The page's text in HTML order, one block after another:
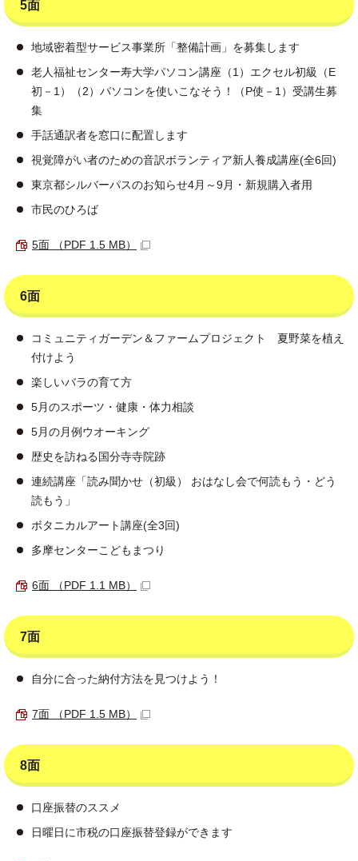
5面
地域密着型サービス事業所「整備計画」を募集します
老人福祉センター寿大学パソコン講座（1）エクセル初級（E
初－1）（2）パソコンを使いこなそう！（P使－1）受講生募
集
手話通訳者を窓口に配置します
視覚障がい者のための音訳ボランティア新人養成講座(全6回)
東京都シルバーパスのお知らせ4月～9月・新規購入者用
市民のひろば
5面 （PDF 1.5 MB）
6面
コミュニティガーデン＆ファームプロジェクト 夏野菜を植え
付けよう
楽しいバラの育て方
5月のスポーツ・健康・体力相談
5月の月例ウオーキング
歴史を訪ねる国分寺寺院跡
連続講座「読み聞かせ（初級） おはなし会で何読もう・どう
読もう」
ボタニカルアート講座(全3回)
多摩センターこどもまつり
6面 （PDF 1.1 MB）
7面
自分に合った納付方法を見つけよう！
7面 （PDF 1.5 MB）
8面
口座振替のススメ
日曜日に市税の口座振替登録ができます